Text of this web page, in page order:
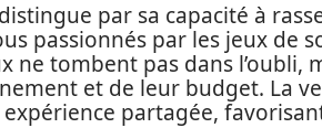
par sa capacité à
passionnés par les jeux de
ne tombent pas dans l’oubli,
et de leur budget. La
partagée,